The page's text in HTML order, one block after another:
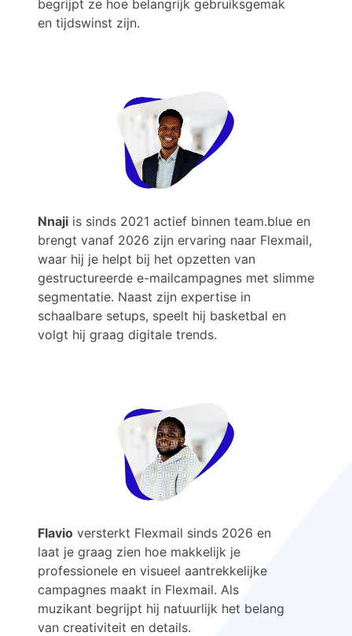
begrijpt ze hoe belangrijk gebruiksgemak
en tijdswinst zijn.
Nnaji is sinds 2021 actief binnen team.blue en
brengt vanaf 2026 zijn ervaring naar Flexmail,
waar hij je helpt bij het opzetten van
gestructureerde e-mailcampagnes met slimme
segmentatie. Naast zijn expertise in
schaalbare setups, speelt hij basketbal en
volgt hij graag digitale trends.
Flavio versterkt Flexmail sinds 2026 en
laat je graag zien hoe makkelijk je
professionele en visueel aantrekkelijke
campagnes maakt in Flexmail. Als
muzikant begrijpt hij natuurlijk het belang
van creativiteit en details.